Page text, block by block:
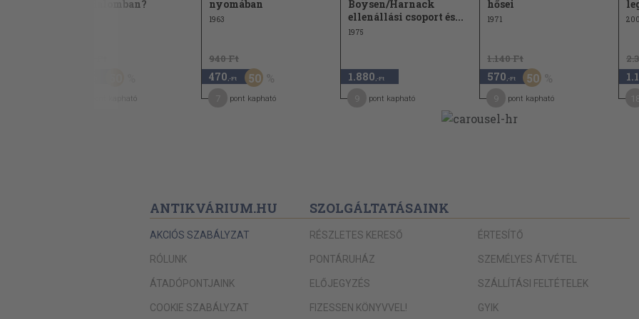
birodalomban?
pont kapható
nyomában
1963
940 Ft
470 ,-Ft 50
pont kapható
Boysen/Harnack
ellenállási csoport és...
1975
1.880 ,-Ft
pont kapható
hősei
1971
1.140 Ft
570 ,-Ft 50
pont kapható
ANTIKVÁRIUM.HU
AKCIÓS SZABÁLYZAT
RÓLUNK
ÁTADÓPONTJAINK
COOKIE SZABÁLYZAT
SZOLGÁLTATÁSAINK
RÉSZLETES KERESŐ
PONTÁRUHÁZ
ELŐJEGYZÉS
FIZESSEN KÖNYVVEL!
ÉRTESÍTŐ
SZEMÉLYES ÁTVÉTEL
SZÁLLÍTÁSI FELTÉTELEK
GYIK